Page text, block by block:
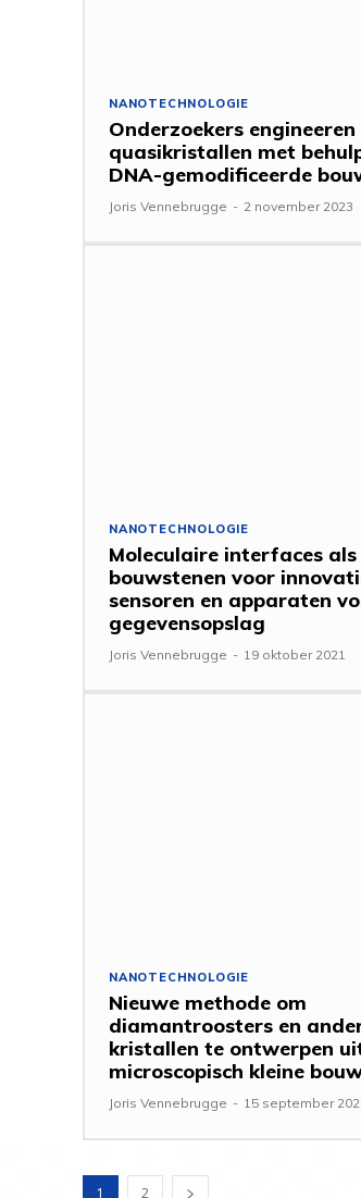
NANOTECHNOLOGIE
Onderzoekers
quasikristallen met
DNA-gemodificeerde
Joris Vennebrugge - 2 november 2023
NANOTECHNOLOGIE
Moleculaire interfaces als
bouwstenen voor
sensoren en apparaten
gegevensopslag
Joris Vennebrugge - 19 oktober 2021
NANOTECHNOLOGIE
Nieuwe methode om
diamantroosters en
kristallen te ontwerpen
microscopisch kleine
Joris Vennebrugge - 15 september
1 2